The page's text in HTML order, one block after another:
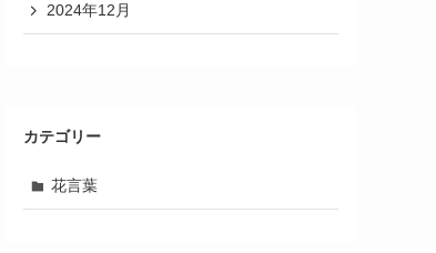
2024年12月
カテゴリー
花言葉